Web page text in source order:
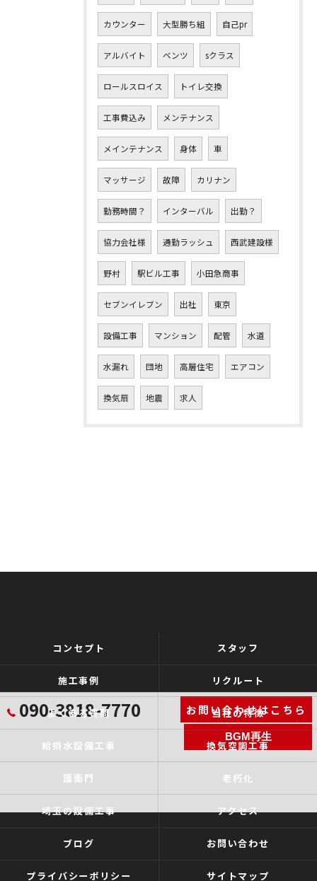
カウンター 大型勝ち組 自己pr
アルバイト ベンツ sクラス
ロールスロイス トイレ交換
工事費込み メンテナンス
メインテナンス 身体 車
マッサージ 故障 カリナン
勤務時間？ インターバル 出勤？
協力会社様 通勤ラッシュ 西武建設様
野村 駅ビル工事 小田急商事
セブンイレブン 出社 東京
設備工事 マンション 配管 水道
水漏れ 団地 高層住宅 エアコン
換気扇 地震 求人
090-3818-7770 お問い合わせはこちら
BGM再生
コンセプト スタッフ
施工事例 リクルート
よくある質問 当社の特徴
給排水設備工事 換気空調工事
護衛門 老朽化
埼玉の設備工事 アクセス
ブログ お問い合わせ
プライバシーポリシー サイトマップ